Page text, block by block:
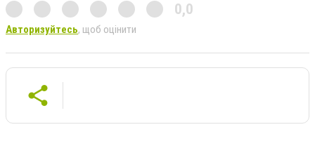
0,0
Авторизуйтесь, щоб оцінити